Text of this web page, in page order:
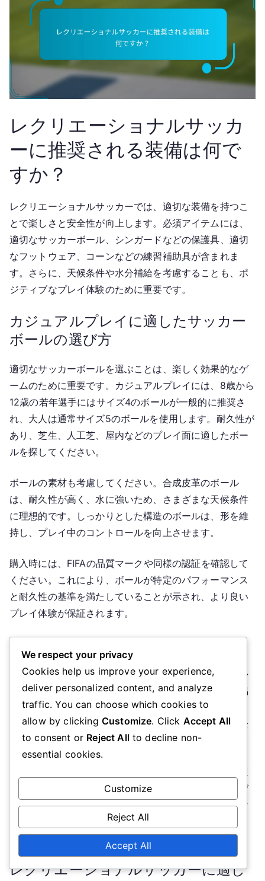
レクリエーショナルサッカ
ーに推奨される装備は何で
すか？
レクリエーショナルサッカーでは、適切な装備を持つこ
とで楽しさと安全性が向上します。必須アイテムには、
適切なサッカーボール、シンガードなどの保護具、適切
なフットウェア、コーンなどの練習補助具が含まれま
す。さらに、天候条件や水分補給を考慮することも、ポ
ジティブなプレイ体験のために重要です。
カジュアルプレイに適したサッカー
ボールの選び方
適切なサッカーボールを選ぶことは、楽しく効果的なゲ
ームのために重要です。カジュアルプレイには、8歳から
12歳の若年選手にはサイズ4のボールが一般的に推奨さ
れ、大人は通常サイズ5のボールを使用します。耐久性が
あり、芝生、人工芝、屋内などのプレイ面に適したボー
ルを探してください。
ボールの素材も考慮してください。合成皮革のボール
は、耐久性が高く、水に強いため、さまざまな天候条件
に理想的です。しっかりとした構造のボールは、形を維
持し、プレイ中のコントロールを向上させます。
購入時には、FIFAの品質マークや同様の認証を確認して
ください。これにより、ボールが特定のパフォーマンス
と耐久性の基準を満たしていることが示され、より良い
プレイ体験が保証されます。
シンガードは、レクリエーショナルサッカー中の怪我か
ら選手を保護するために不可欠です。衝撃を吸収し、偶
発的な衝突による打撲や骨折のリスクを減少させます。
動きを妨げないように、しっかりとフィットし、すね全
体をカバーするシンガードを選ぶことをお勧めします。
シンガードを選ぶ際には、プレイのレベルや個人の快適
さを考慮してください。カジュアルプレイ用の軽量モデ
ルがあり、競技環境にはより頑丈なオプションが必要な
場合があります。プレイ中にずれないように、ストラッ
プやスリーブでしっかりと固定してください。
レクリエーショナルサッカーに適し
We respect your privacy
Cookies help us improve your experience,
deliver personalized content, and analyze
traffic. You can choose which cookies to
allow by clicking Customize. Click Accept All
to consent or Reject Allto decline non-
essential cookies.
Customize
Reject All
Accept All